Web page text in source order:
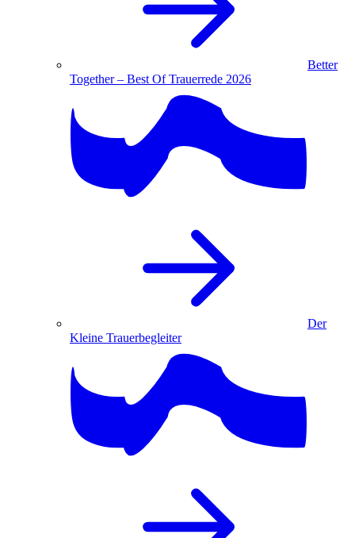
Better
Together – Best Of Trauerrede 2026
Der
Kleine Trauerbegleiter